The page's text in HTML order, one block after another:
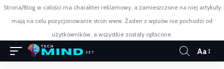
Strona/Blog w całości ma charakter reklamowy, a zamieszczone na niej artykuły
mają na celu pozycjonowanie stron www. Żaden z wpisów nie pochodzi od
użytkowników, a wszystkie zostały opłacone.
Aa